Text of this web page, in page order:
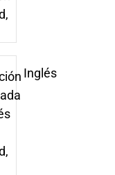
Inglés